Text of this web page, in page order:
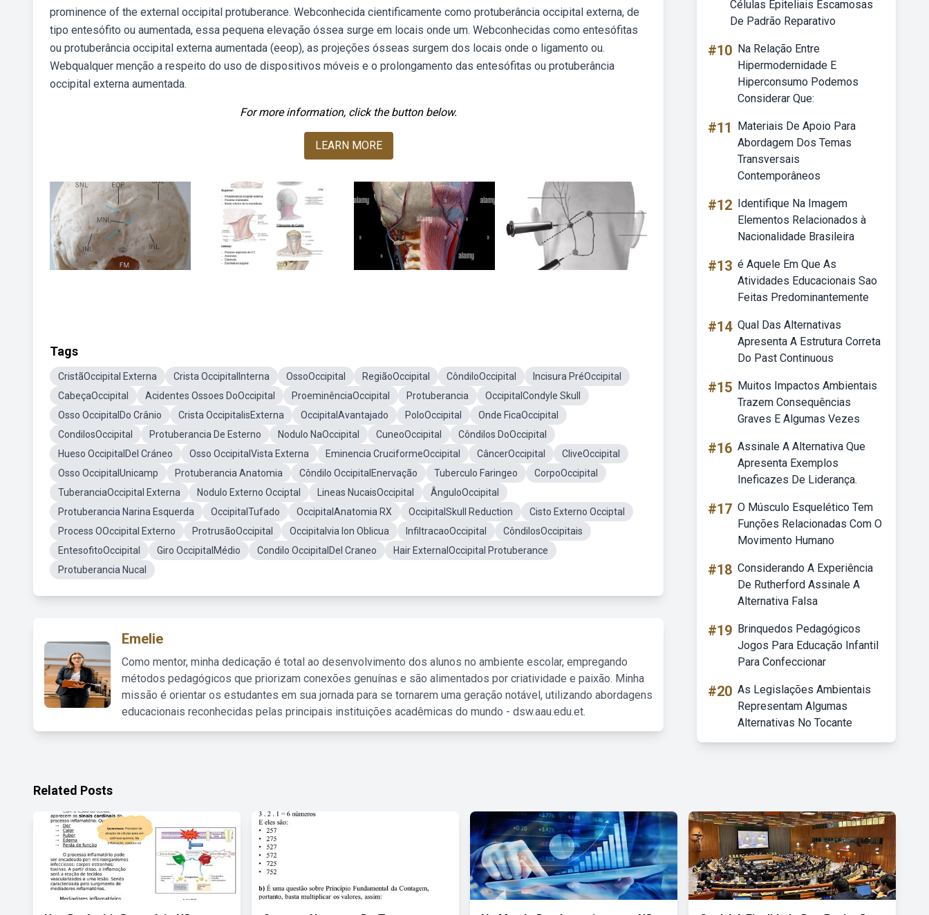
prominence of the external occipital protuberance. Webconhecida cientificamente como protuberância occipital externa, de
tipo entesófito ou aumentada, essa pequena elevação óssea surge em locais onde um. Webconhecidas como entesófitas
ou protuberância occipital externa aumentada (eeop), as projeções ósseas surgem dos locais onde o ligamento ou.
Webqualquer menção a respeito do uso de dispositivos móveis e o prolongamento das entesófitas ou protuberância
occipital externa aumentada.
For more information, click the button below.
LEARN MORE
Tags
CristãOccipital Externa Crista OccipitalInterna OssoOccipital RegiãoOccipital CôndiloOccipital
Incisura PréOccipital
CabeçaOccipital
Acidentes Ossoes DoOccipital ProeminênciaOccipital Protuberancia
OccipitalCondyle Skull
Osso OccipitalDo Crânio
Crista OccipitalisExterna OccipitalAvantajado PoloOccipital
Onde FicaOccipital
CondilosOccipital
Protuberancia De Esterno Nodulo NaOccipital CuneoOccipital
Côndilos DoOccipital
Hueso OccipitalDel Cráneo
Osso OccipitalVista Externa Eminencia CruciformeOccipital CâncerOccipital
CliveOccipital
Osso OccipitalUnicamp
Protuberancia Anatomia Côndilo OccipitalEnervação Tuberculo Faringeo
CorpoOccipital
TuberanciaOccipital Externa
Nodulo Externo Occiptal Lineas NucaisOccipital
ÂnguloOccipital
Protuberancia Narina Esquerda
OccipitalTufado OccipitalAnatomia RX OccipitalSkull Reduction
Cisto Externo Occiptal
Process OOccipital Externo
ProtrusãoOccipital Occipitalvia Ion Oblicua InfiltracaoOccipital
CôndilosOccipitais
EntesofitoOccipital
Giro OccipitalMédio Condilo OccipitalDel Craneo
Hair ExternalOccipital Protuberance
Protuberancia Nucal
Emelie
Como mentor, minha dedicação é total ao desenvolvimento dos alunos no ambiente escolar, empregando
métodos pedagógicos que priorizam conexões genuínas e são alimentados por criatividade e paixão. Minha
missão é orientar os estudantes em sua jornada para se tornarem uma geração notável, utilizando abordagens
educacionais reconhecidas pelas principais instituições acadêmicas do mundo - dsw.aau.edu.et.
Células Epiteliais Escamosas
De Padrão Reparativo
#10 Na Relação Entre
Hipermodernidade E
Hiperconsumo Podemos
Considerar Que:
#11
Materiais De Apoio Para
Abordagem Dos Temas
Transversais
Contemporâneos
#12 Identifique Na Imagem
Elementos Relacionados à
Nacionalidade Brasileira
#13 é Aquele Em Que As
Atividades Educacionais Sao
Feitas Predominantemente
#14 Qual Das Alternativas
Apresenta A Estrutura Correta
Do Past Continuous
#15 Muitos Impactos Ambientais
Trazem Consequências
Graves E Algumas Vezes
#16 Assinale A Alternativa Que
Apresenta Exemplos
Ineficazes De Liderança.
#17 O Músculo Esquelético Tem
Funções Relacionadas Com O
Movimento Humano
#18 Considerando A Experiência
De Rutherford Assinale A
Alternativa Falsa
#19 Brinquedos Pedagógicos
Jogos Para Educação Infantil
Para Confeccionar
#20 As Legislações Ambientais
Representam Algumas
Alternativas No Tocante
Related Posts